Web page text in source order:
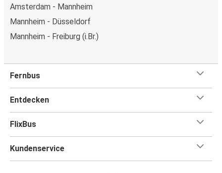
Amsterdam - Mannheim
Mannheim - Düsseldorf
Mannheim - Freiburg (i.Br.)
Fernbus
Entdecken
FlixBus
Kundenservice